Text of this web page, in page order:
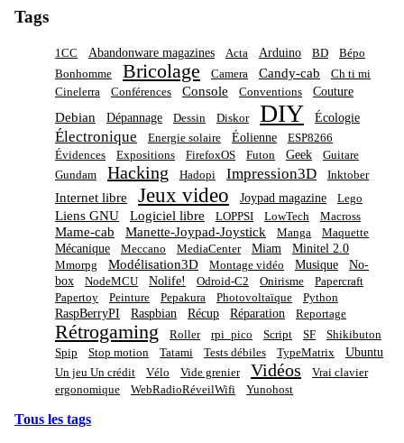
Tags
1CC Abandonware magazines Acta Arduino BD
Bépo
Bonhomme
Bricolage Camera Candy-cab
Ch ti mi
Cinelerra
Conférences Console Conventions Couture
Debian Dépannage Dessin Diskor DIY Écologie
Électronique Energie solaire Éolienne
ESP8266
Évidences
Expositions FirefoxOS Futon Geek
Guitare
Gundam
Hacking Hadopi Impression3D Inktober
Internet libre Jeux video Joypad magazine Lego
Liens GNU Logiciel libre LOPPSI LowTech Macross
Mame-cab Manette-Joypad-Joystick Manga Maquette
Mécanique Meccano MediaCenter Miam Minitel 2.0
Mmorpg Modélisation3D Montage vidéo Musique
No-
box
NodeMCU Nolife! Odroid-C2 Onirisme
Papercraft
Papertoy
Peinture Pepakura Photovoltaïque Python
RaspBerryPI Raspbian Récup Réparation Reportage
Rétrogaming Roller rpi_pico Script SF
Shikibuton
Spip
Stop motion Tatami Tests débiles TypeMatrix Ubuntu
Un jeu Un crédit Vélo Vide grenier Vidéos
Vrai clavier
ergonomique
WebRadioRéveilWifi Yunohost
Tous les tags